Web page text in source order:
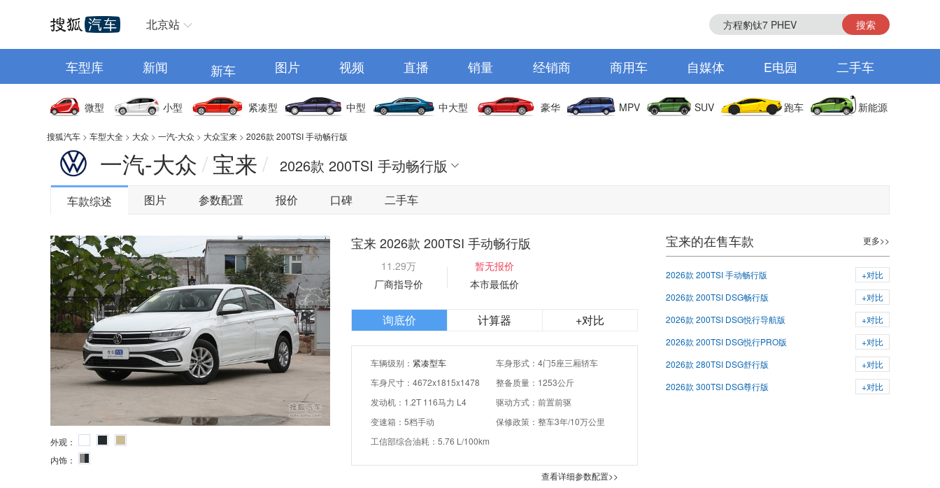
北京站 搜索
车型库 新闻 新车 图片 视频 直播 销量 经销商 商用车 自媒体 E电园 二手车
微型 小型 紧凑型 中型 中大型 豪华 MPV SUV 跑车 新能源
搜狐汽车 > 车型大全 > 大众 > 一汽-大众 > 大众宝来 > 2026款 200TSI 手动畅行版
一汽-大众/宝来/ 2026款 200TSI 手动畅行版
车款综述 图片 参数配置 报价 口碑 二手车
外观：
内饰：
宝来 2026款 200TSI 手动畅行版
11.29万
厂商指导价
暂无报价
本市最低价
询底价 计算器 +对比
车辆级别： 紧凑型车
车身形式：4门5座三厢轿车
车身尺寸：4672x1815x1478
整备质量：1253公斤
发动机：1.2T 116马力 L4
驱动方式：前置前驱
变速箱：5档手动
保修政策：整车3年/10万公里
工信部综合油耗：5.76 L/100km
查看详细参数配置>>
更多>>
宝来的在售车款
+对比
2026款 200TSI 手动畅行版
+对比
2026款 200TSI DSG畅行版
+对比
2026款 200TSI DSG悦行导航版
+对比
2026款 200TSI DSG悦行PRO版
+对比
2026款 280TSI DSG舒行版
+对比
2026款 300TSI DSG尊行版